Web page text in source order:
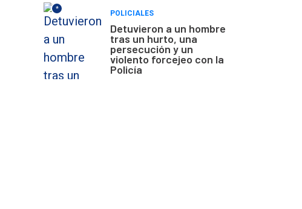
*
POLICIALES
Detuvieron a un hombre
tras un hurto, una
persecución y un
violento forcejeo con la
Policía